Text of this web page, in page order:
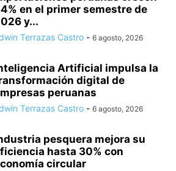
en el primer semestre de
y...
Terrazas Castro - 6 agosto, 2026
Artificial impulsa la
digital de
peruanas
Terrazas Castro - 6 agosto, 2026
pesquera mejora su
hasta 30% con
circular